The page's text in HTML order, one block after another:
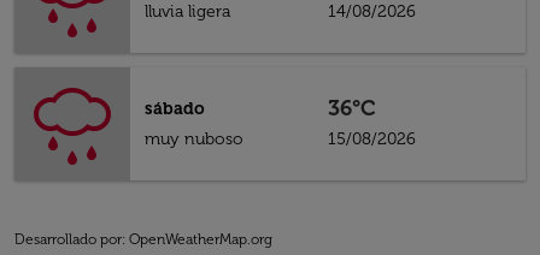
lluvia ligera
14/08/2026
sábado
muy nuboso
36°C
15/08/2026
Desarrollado por: OpenWeatherMap.org